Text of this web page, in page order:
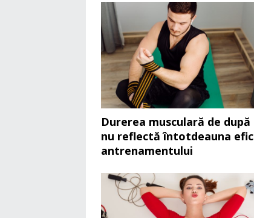
Durerea musculară de
nu reflectă întotdeauna
antrenamentului